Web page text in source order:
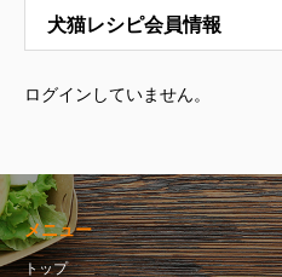
犬猫レシピ会員情報
ログインしていません。
メニュー
トップ